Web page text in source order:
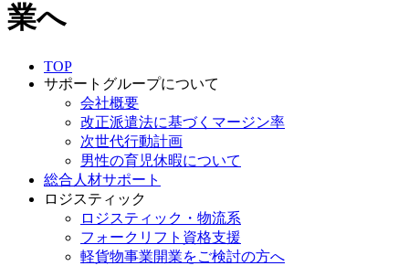
業へ
TOP
サポートグループについて
会社概要
改正派遣法に基づくマージン率
次世代行動計画
男性の育児休暇について
総合人材サポート
ロジスティック
ロジスティック・物流系
フォークリフト資格支援
軽貨物事業開業をご検討の方へ